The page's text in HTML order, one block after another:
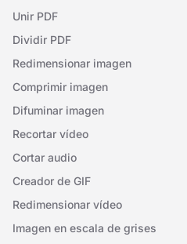
Unir PDF
Dividir PDF
Redimensionar imagen
Comprimir imagen
Difuminar imagen
Recortar vídeo
Cortar audio
Creador de GIF
Redimensionar vídeo
Imagen en escala de grises